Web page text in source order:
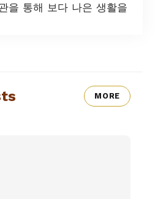
을 통해 보다 나은 생활을
MORE